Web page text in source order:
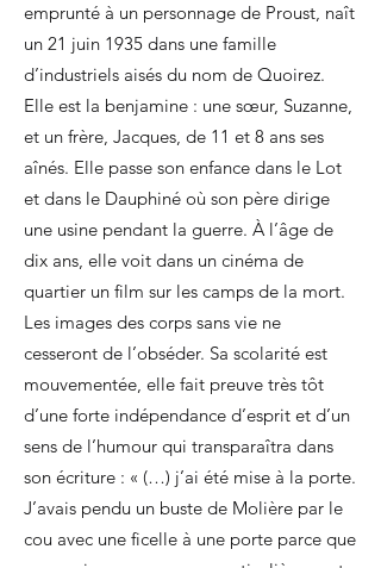
emprunté à un personnage de Proust, naît
un 21 juin 1935 dans une famille
d’industriels aisés du nom de Quoirez.
Elle est la benjamine : une sœur, Suzanne,
et un frère, Jacques, de 11 et 8 ans ses
aînés. Elle passe son enfance dans le Lot
et dans le Dauphiné où son père dirige
une usine pendant la guerre. À l’âge de
dix ans, elle voit dans un cinéma de
quartier un film sur les camps de la mort.
Les images des corps sans vie ne
cesseront de l’obséder. Sa scolarité est
mouvementée, elle fait preuve très tôt
d’une forte indépendance d’esprit et d’un
sens de l’humour qui transparaîtra dans
son écriture : « (…) j’ai été mise à la porte.
J’avais pendu un buste de Molière par le
cou avec une ficelle à une porte parce que